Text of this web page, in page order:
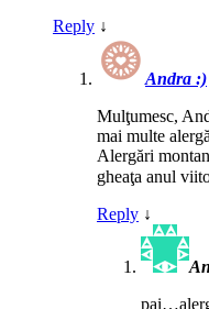
Reply ↓
Andra :)
Mulţumesc,
mai multe
Alergări
gheaţa anul
Reply ↓